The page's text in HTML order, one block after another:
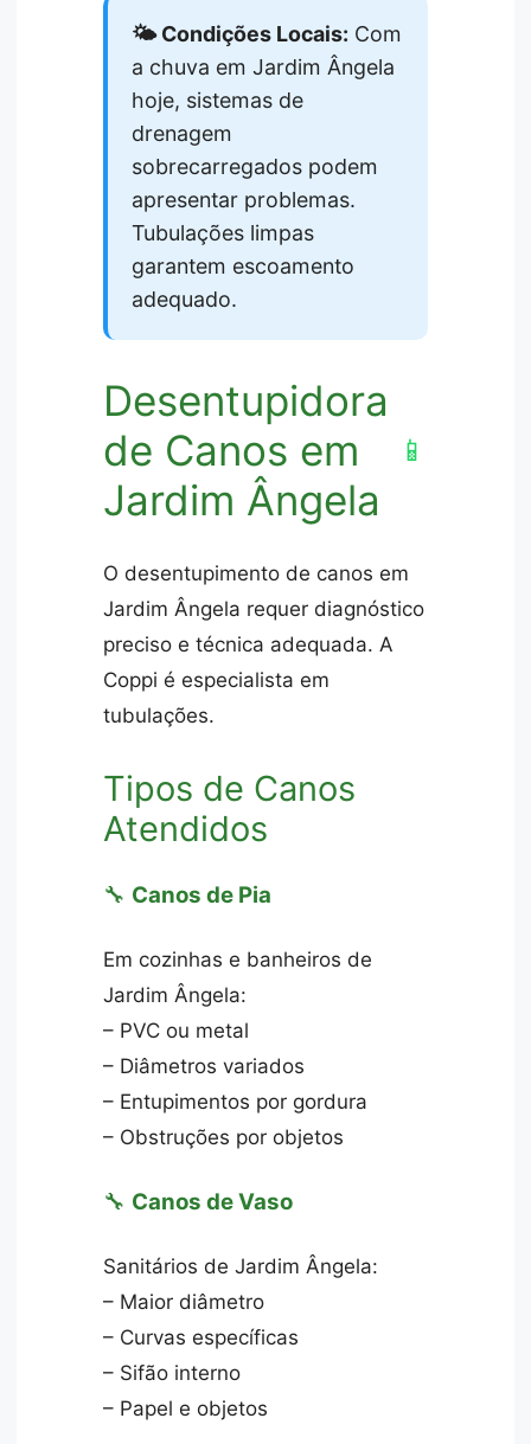
🌤️ Condições Locais: Com
a chuva em Jardim Ângela
hoje, sistemas de
drenagem
sobrecarregados podem
apresentar problemas.
Tubulações limpas
garantem escoamento
adequado.
Desentupidora
de Canos em
Jardim Ângela
📱
O desentupimento de canos em
Jardim Ângela requer diagnóstico
preciso e técnica adequada. A
Coppi é especialista em
tubulações.
Tipos de Canos
Atendidos
🔧 Canos de Pia
Em cozinhas e banheiros de
Jardim Ângela:
– PVC ou metal
– Diâmetros variados
– Entupimentos por gordura
– Obstruções por objetos
🔧 Canos de Vaso
Sanitários de Jardim Ângela:
– Maior diâmetro
– Curvas específicas
– Sifão interno
– Papel e objetos